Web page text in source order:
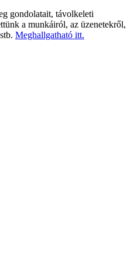
gondolatait, távolkeleti
a munkáiról, az üzenetekről,
Meghallgatható itt.